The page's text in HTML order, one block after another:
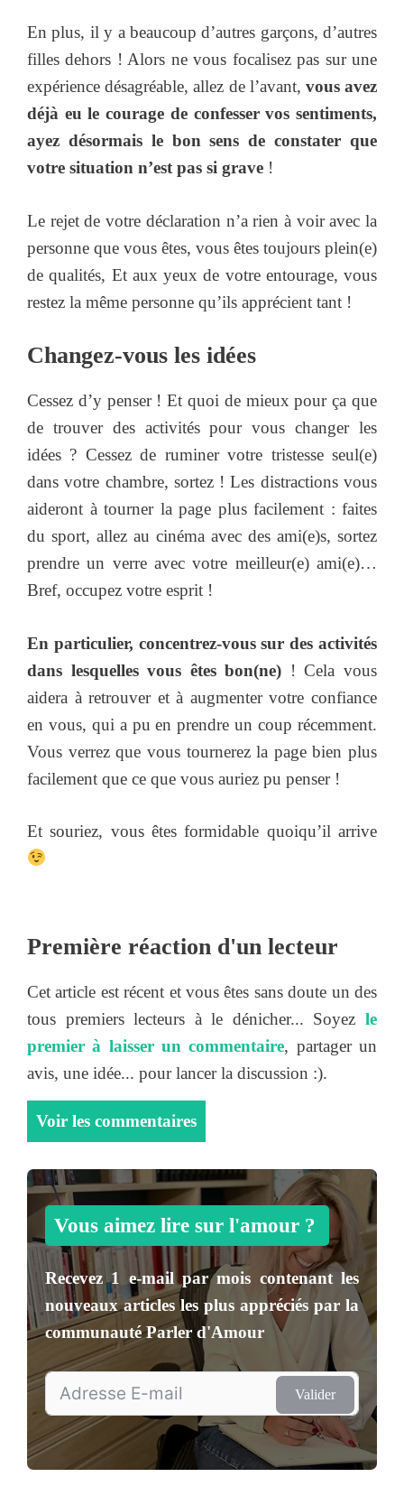
En plus, il y a beaucoup d’autres garçons, d’autres
filles dehors ! Alors ne vous focalisez pas sur une
expérience désagréable, allez de l’avant, vous avez
déjà eu le courage de confesser vos sentiments,
ayez désormais le bon sens de constater que
votre situation n’est pas si grave !
Le rejet de votre déclaration n’a rien à voir avec la
personne que vous êtes, vous êtes toujours plein(e)
de qualités, Et aux yeux de votre entourage, vous
restez la même personne qu’ils apprécient tant !
Changez-vous les idées
Cessez d’y penser ! Et quoi de mieux pour ça que
de trouver des activités pour vous changer les
idées ? Cessez de ruminer votre tristesse seul(e)
dans votre chambre, sortez ! Les distractions vous
aideront à tourner la page plus facilement : faites
du sport, allez au cinéma avec des ami(e)s, sortez
prendre un verre avec votre meilleur(e) ami(e)…
Bref, occupez votre esprit !
En particulier, concentrez-vous sur des activités
dans lesquelles vous êtes bon(ne) ! Cela vous
aidera à retrouver et à augmenter votre confiance
en vous, qui a pu en prendre un coup récemment.
Vous verrez que vous tournerez la page bien plus
facilement que ce que vous auriez pu penser !
Et souriez, vous êtes formidable quoiqu’il arrive
Première réaction d'un lecteur
Cet article est récent et vous êtes sans doute un des
tous premiers lecteurs à le dénicher... Soyez le
premier à laisser un commentaire, partager un
avis, une idée... pour lancer la discussion :).
Voir les commentaires
Vous aimez lire sur l'amour ?
Recevez1 e-mail par mois contenant les
nouveaux articles les plus appréciés par la
communautéParler d'Amour
Valider